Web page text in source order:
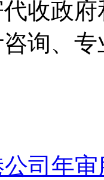
收政
询、
司年